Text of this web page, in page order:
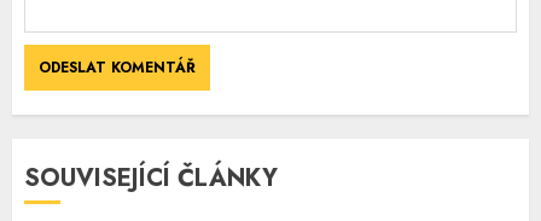
SOUVISEJÍCÍ ČLÁNKY